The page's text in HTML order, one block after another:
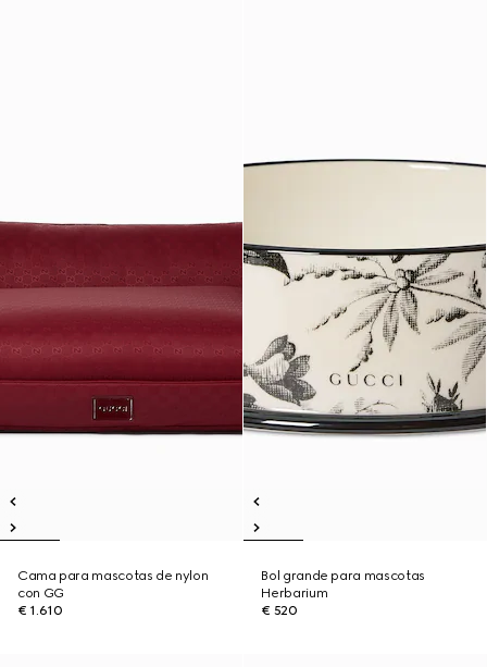
Cama para mascotas de nylon
con GG
€ 1.610
Bol grande para mascotas
Herbarium
€ 520